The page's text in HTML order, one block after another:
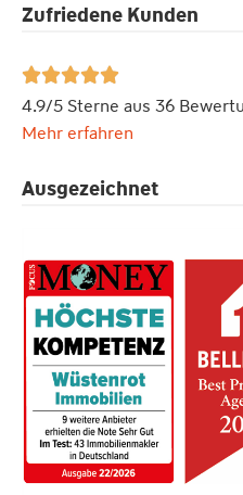
Zufriedene Kunden

4.9/5 Sterne aus 36
Mehr erfahren
Ausgezeichnet